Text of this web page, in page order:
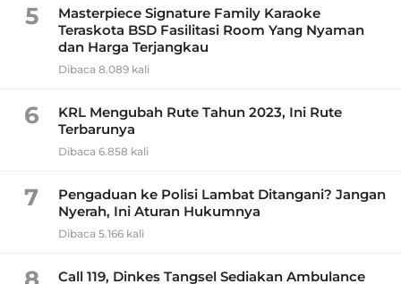
5
Masterpiece Signature Family Karaoke
Teraskota BSD Fasilitasi Room Yang Nyaman
dan Harga Terjangkau
Dibaca 8.089 kali
6
KRL Mengubah Rute Tahun 2023, Ini Rute
Terbarunya
Dibaca 6.858 kali
7
Pengaduan ke Polisi Lambat Ditangani? Jangan
Nyerah, Ini Aturan Hukumnya
Dibaca 5.166 kali
Call 119, Dinkes Tangsel Sediakan Ambulance